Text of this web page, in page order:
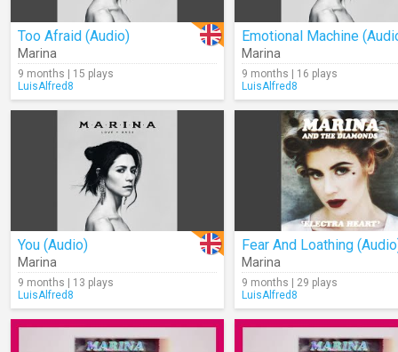
Too Afraid (Audio)
Marina
9 months | 15 plays
LuisAlfred8
Emotional Machine
Marina
9 months | 16 plays
LuisAlfred8
You (Audio)
Marina
9 months | 13 plays
LuisAlfred8
Fear And Loathing
Marina
9 months | 29 plays
LuisAlfred8